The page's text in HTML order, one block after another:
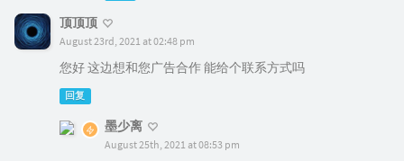
顶顶顶
August 23rd, 2021 at 02:48 pm
您好 这边想和您广告合作 能给个联系方式吗
回复
墨少离
August 25th, 2021 at 08:53 pm